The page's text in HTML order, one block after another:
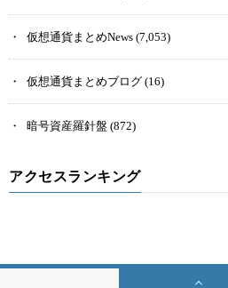
仮想通貨まとめNews (7,053)
仮想通貨まとめブログ (16)
暗号資産羅針盤 (872)
アクセスランキング